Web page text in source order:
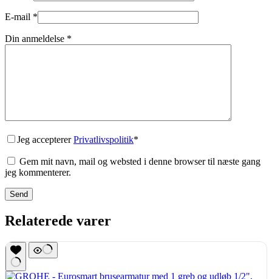
E-mail *
Din anmeldelse *
Jeg acceptererPrivatlivspolitik*
Gem mit navn, mail og websted i denne browser til næste gang
jeg kommenterer.
Send
Relaterede varer